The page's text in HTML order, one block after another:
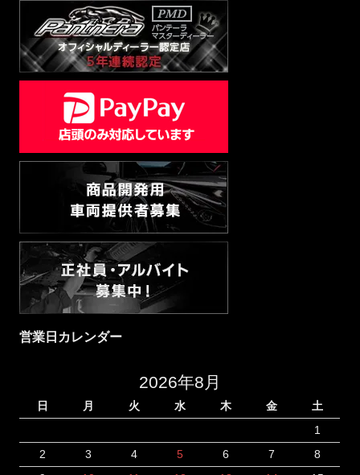
営業日カレンダー
2026年8月
日 月 火 水 木 金
土
1
2
3 4 5 6 7
8